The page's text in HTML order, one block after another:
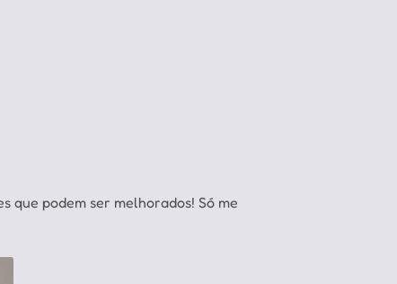
que podem ser melhorados! Só me